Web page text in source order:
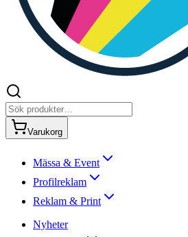
Varukorg
Mässa & Event
Profilreklam
Reklam & Print
Nyheter